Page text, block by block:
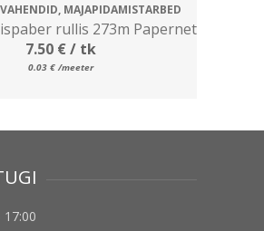
MAJAPIDAMISTARBED
rullis 273m Papernet
7.50 €/ tk
0.03 € /meeter
17:00